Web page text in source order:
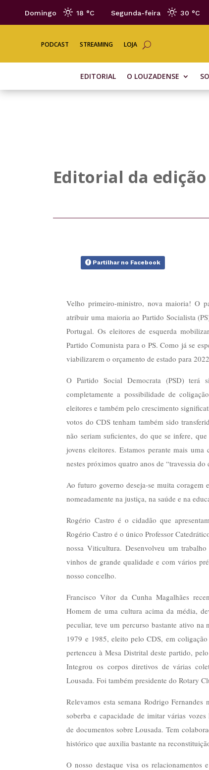
Domingo 18 °C Segunda-feira 30 °C
PODCAST STREAMING LOJA
EDITORIAL O LOUZADENSE
Editorial da
Partilhar no Facebook
Velho primeiro-ministro, nova maioria! O
atribuir uma maioria ao Partido Socialista
Portugal. Os eleitores de esquerda
Partido Comunista para o PS. Como já se
viabilizarem o orçamento de estado para
O Partido Social Democrata (PSD) terá
completamente a possibilidade de
eleitores e também pelo crescimento
votos do CDS tenham também sido
não seriam suficientes, do que se infere,
jovens eleitores. Estamos perante mais
nestes próximos quatro anos de “travessia do
Ao futuro governo deseja-se muita coragem
nomeadamente na justiça, na saúde e na
Rogério Castro é o cidadão que
Rogério Castro é o único Professor
nossa Viticultura. Desenvolveu um
vinhos de grande qualidade e com vários
nosso concelho.
Francisco Vítor da Cunha Magalhães
Homem de uma cultura acima da média,
peculiar, teve um percurso bastante ativo
1979 e 1985, eleito pelo CDS, em
pertenceu à Mesa Distrital deste partido,
Integrou os corpos diretivos de várias
Lousada. Foi também presidente do Rotary
Relevamos esta semana Rodrigo
soberba e capacidade de imitar várias
de documentos sobre Lousada. Tem
histórico que auxilia bastante na
O nosso destaque visa os relacionamentos